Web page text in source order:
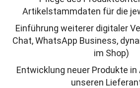
Artikelstammdaten für die
Einführung weiterer digitaler
Chat, WhatsApp Business,
im Shop)
Entwicklung neuer Produkte
unseren